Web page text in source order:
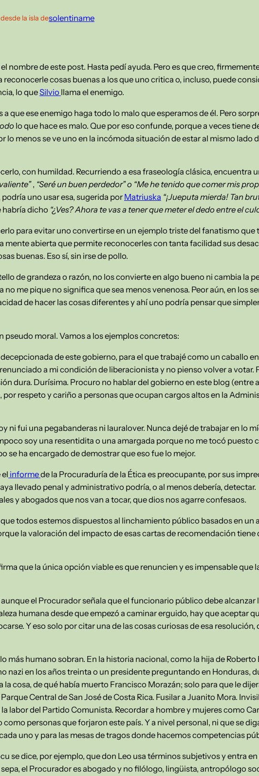
desde la isla desolentiname
nombre de este post. Hasta pedí ayuda. Pero es que creo,
cosas buenas a los que uno critica o, incluso, puede
lo queSilvio llama el enemigo.
que ese enemigo haga todo lo malo que esperamos de él. Pero
lo que hace es malo. Que por eso confunde, porque a veces tiene
lo menos se ve uno en la incómoda situación de estar al mismo lado
con humildad. Recurriendo a esa fraseología clásica, encuentra
, “Seré un buen perdedor” o “Me he tenido que comer mis
uno usar esa, sugerida por Matriuska “¡Jueputa mierda! Tan
habría dicho “¿Ves? Ahora te vas a tener que meter el dedo entre el
para evitar uno convertirse en un ejemplo triste del fanatismo que
mente abierta que permite reconocerles con tanta facilidad sus
buenas. Eso sí, sin irse de pollo.
de grandeza o razón, no los convierte en algo bueno ni cambia la
no me pique no significa que sea menos venenosa. Peor aún, en los
de hacer las cosas diferentes y ahí uno podría pensar que
pseudo moral. Vamos a los ejemplos concretos:
de este gobierno, para el que trabajé como un caballo
a mi condición de liberacionista y no pienso volver a votar.
dura. Durísima. Procuro no hablar del gobierno en este blog (entre
respeto y cariño a personas que ocupan cargos altos en la
ni fui una pegabanderas ni lauralover. Nunca dejé de trabajar en lo
soy una resentidita o una amargada porque no me tocó puesto
se ha encargado de demostrar que eso fue lo mejor.
informede la Procuraduría de la Ética es preocupante, por sus
llevado penal y administrativo podría, o al menos debería, detectar.
y abogados que nos van a tocar, que dios nos agarre confesaos.
todos estemos dispuestos al linchamiento público basados en un
la valoración del impacto de esas cartas de recomendación tiene
que la única opción viable es que renuncien y es impensable que
el Procurador señala que el funcionario público debe alcanzar
humana desde que empezó a caminar erguido, hay que aceptar
Y eso solo por citar una de las cosas curiosas de esa
más humano sobran. En la historia nacional, como la hija de Roberto
nazi en los años treinta o un presidente preguntando en Honduras,
la cosa, de qué había muerto Francisco Morazán; solo para que le
Central de San José de Costa Rica. Fusilar a Juanito Mora.
la labor del Partido Comunista. Recordar a hombre y mujeres como
personas que forjaron este país. Y a nivel personal, ni que se
uno y para las mesas de tragos donde hacemos competencias
se dice, por ejemplo, que don Leo usa términos subjetivos y entra
sepa, el Procurador es abogado y no filólogo, lingüista, antropólogo